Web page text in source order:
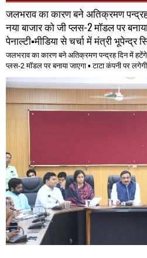
जलभराव का कारण बने अतिक्रमण
नया बाजार को जी प्लस-2 मॉडल पर
पेनाल्टी▪️मीडिया से चर्चा में मंत्री भूपेन्द्र
जलभराव का कारण बने अतिक्रमण पन्द्रह दिन में
प्लस-2 मॉडल पर बनाया जाएगा ▪️ टाटा कंपनी पर